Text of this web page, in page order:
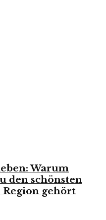
Warum
den schönsten
gehört